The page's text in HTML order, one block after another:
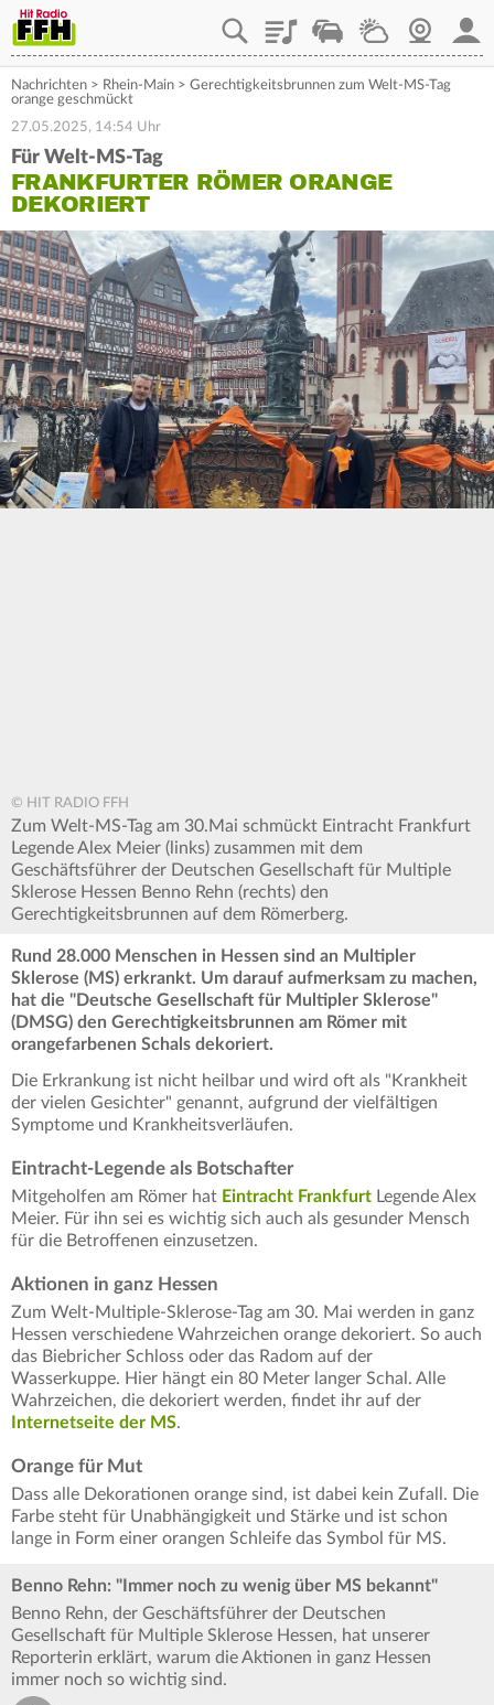
PlaylistStaupilotWetterWebcam
Nachrichten > Rhein-Main > Gerechtigkeitsbrunnen zum Welt-MS-Tag
orange geschmückt
27.05.2025, 14:54 Uhr
Für Welt-MS-Tag
FRANKFURTER RÖMER ORANGE
DEKORIERT
© HIT RADIO FFH
Zum Welt-MS-Tag am 30.Mai schmückt Eintracht Frankfurt
Legende Alex Meier (links) zusammen mit dem
Geschäftsführer der Deutschen Gesellschaft für Multiple
Sklerose Hessen Benno Rehn (rechts) den
Gerechtigkeitsbrunnen auf dem Römerberg.
Rund 28.000 Menschen in Hessen sind an Multipler
Sklerose (MS) erkrankt. Um darauf aufmerksam zu machen,
hat die "Deutsche Gesellschaft für Multipler Sklerose"
(DMSG) den Gerechtigkeitsbrunnen am Römer mit
orangefarbenen Schals dekoriert.
Die Erkrankung ist nicht heilbar und wird oft als "Krankheit
der vielen Gesichter" genannt, aufgrund der vielfältigen
Symptome und Krankheitsverläufen.
Eintracht-Legende als Botschafter
Mitgeholfen am Römer hat Eintracht Frankfurt Legende Alex
Meier. Für ihn sei es wichtig sich auch als gesunder Mensch
für die Betroffenen einzusetzen.
Aktionen in ganz Hessen
Zum Welt-Multiple-Sklerose-Tag am 30. Mai werden in ganz
Hessen verschiedene Wahrzeichen orange dekoriert. So auch
das Biebricher Schloss oder das Radom auf der
Wasserkuppe. Hier hängt ein 80 Meter langer Schal. Alle
Wahrzeichen, die dekoriert werden, findet ihr auf der
Internetseite der MS.
Orange für Mut
Dass alle Dekorationen orange sind, ist dabei kein Zufall. Die
Farbe steht für Unabhängigkeit und Stärke und ist schon
lange in Form einer orangen Schleife das Symbol für MS.
Benno Rehn: "Immer noch zu wenig über MS bekannt"
Benno Rehn, der Geschäftsführer der Deutschen
Gesellschaft für Multiple Sklerose Hessen, hat unserer
Reporterin erklärt, warum die Aktionen in ganz Hessen
immer noch so wichtig sind.